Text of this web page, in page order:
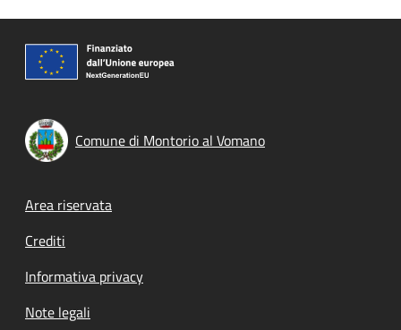
Comune di Montorio al Vomano
Footer menu
Area riservata
Crediti
Informativa privacy
Note legali